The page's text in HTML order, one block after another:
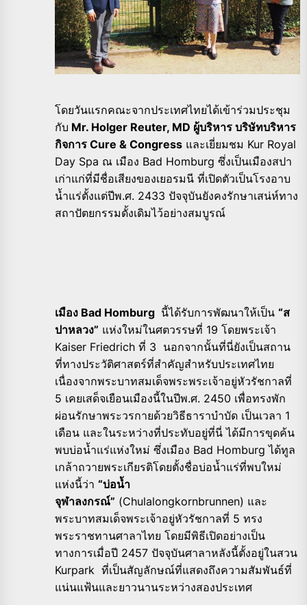
โดยวันแรกคณะจากประเทศไทยได้เข้าร่วมประชุม
กับ Mr. Holger Reuter, MD ผู้บริหาร บริษัทบริหาร
กิจการ Cure & Congress และเยี่ยมชม Kur Royal
Day Spa ณ เมือง Bad Homburg ซึ่งเป็นเมืองสปา
เก่าแก่ที่มีชื่อเสียงของเยอรมนี ที่เปิดตัวเป็นโรงอาบ
น้ำแร่ตั้งแต่ปีพ.ศ. 2433 ปัจจุบันยังคงรักษาเสน่ห์ทาง
สถาปัตยกรรมดั้งเดิมไว้อย่างสมบูรณ์
เมือง Bad Homburg นี้ได้รับการพัฒนาให้เป็น “ส
ปาหลวง” แห่งใหม่ในศตวรรษที่ 19 โดยพระเจ้า
Kaiser Friedrich ที่ 3 นอกจากนั้นที่นี่ยังเป็นสถาน
ที่ทางประวัติศาสตร์ที่สำคัญสำหรับประเทศไทย
เนื่องจากพระบาทสมเด็จพระพระเจ้าอยู่หัวรัชกาลที่
5 เคยเสด็จเยือนเมืองนี้ในปีพ.ศ. 2450 เพื่อทรงพัก
ผ่อนรักษาพระวรกายด้วยวิธีธาราบำบัด เป็นเวลา 1
เดือน และในระหว่างที่ประทับอยู่ที่นี่ ได้มีการขุดค้น
พบบ่อน้ำแร่แห่งใหม่ ซึ่งเมือง Bad Homburg ได้ทูล
เกล้าถวายพระเกียรติโดยตั้งชื่อบ่อน้ำแร่ที่พบใหม่
แห่งนี้ว่า “บ่อน้ำ
จุฬาลงกรณ์” (Chulalongkornbrunnen) และ
พระบาทสมเด็จพระเจ้าอยู่หัวรัชกาลที่ 5 ทรง
พระราชทานศาลาไทย โดยมีพิธีเปิดอย่างเป็น
ทางการเมื่อปี 2457 ปัจจุบันศาลาหลังนี้ตั้งอยู่ในสวน
Kurpark ที่เป็นสัญลักษณ์ที่แสดงถึงความสัมพันธ์ที่
แน่นแฟ้นและยาวนานระหว่างสองประเทศ